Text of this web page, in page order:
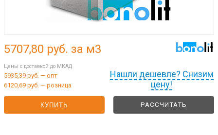
Нашли дешевле? Снизим
цену!
5707,80 руб. за м3
Цены с доставкой до МКАД
5935,39 руб. — опт
6120,69 руб. — розница
КУПИТЬ РАССЧИТАТЬ